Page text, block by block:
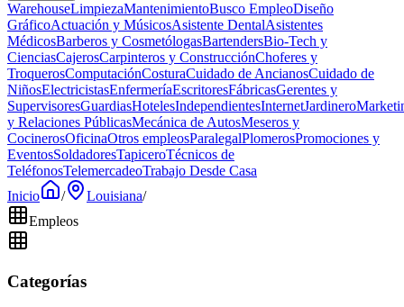
WarehouseLimpiezaMantenimientoBusco EmpleoDiseño
GráficoActuación y MúsicosAsistente DentalAsistentes
MédicosBarberos y CosmetólogasBartendersBio-Tech y
CienciasCajerosCarpinteros y ConstrucciónChoferes y
TroquerosComputaciónCosturaCuidado de AncianosCuidado de
NiñosElectricistasEnfermeríaEscritoresFábricasGerentes y
SupervisoresGuardiasHotelesIndependientesInternetJardinero
y Relaciones PúblicasMecánica de AutosMeseros y
CocinerosOficinaOtros empleosParalegalPlomerosPromociones y
EventosSoldadoresTapiceroTécnicos de
TeléfonosTelemercadeoTrabajo Desde Casa
Inicio
/ Louisiana/
Empleos
Categorías